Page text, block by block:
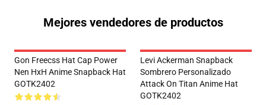
Mejores vendedores de productos
Gon Freecss Hat Cap Power
Nen HxH Anime Snapback Hat
GOTK2402
Levi Ackerman Snapback
Sombrero Personalizado
Attack On Titan Anime Hat
GOTK2402